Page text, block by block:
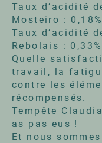
Taux d’acidité
Mosteiro : 0,18%
Taux d’acidité
Rebolais : 0,33%
Quelle
travail, la
contre les
récompensés.
Tempête
as pas eus !
Et nous